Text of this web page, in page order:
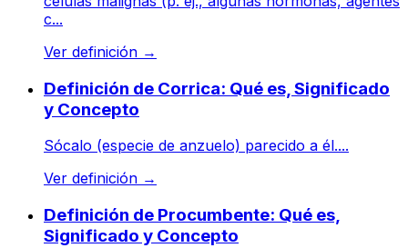
c...
Ver definición →
Definición de Corrica: Qué es, Significado
y Concepto
Sócalo (especie de anzuelo) parecido a él....
Ver definición →
Definición de Procumbente: Qué es,
Significado y Concepto